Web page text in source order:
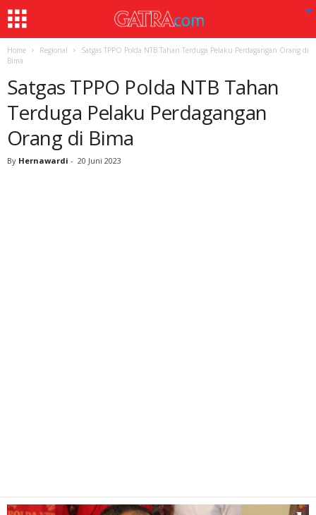
Home Regional
Satgas TPPO Polda NTB Tahan Terduga Pelaku Perdagangan Orang di
Bima
Satgas TPPO Polda NTB Tahan
Terduga Pelaku Perdagangan
Orang di Bima
By Hernawardi - 20 Juni 2023